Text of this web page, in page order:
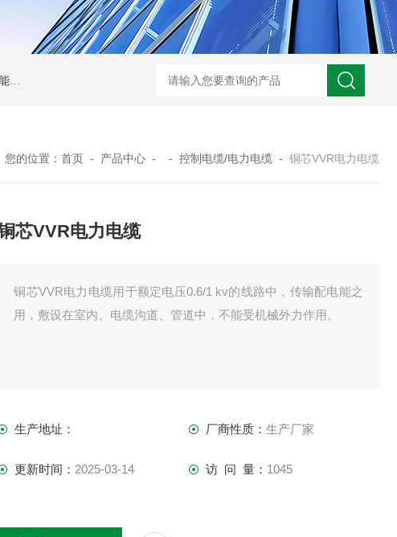
UL758标准UL3320交联聚乙烯储能电缆 H05VVC4V5-K多芯屏蔽耐油电
您的位置： 首页 - 产品中心 - - 控制电缆/电力电缆 - 铜芯VVR电力电缆
芯VVR电力电缆
铜芯VVR电力电缆用于额定电压0.6/1 kv的线路中，传输配电能之
用，敷设在室内、电缆沟道、管道中，不能受机械外力作用。
生产地址： 厂商性质： 生产厂家
更新时间： 2025-03-14 访 问 量： 1045